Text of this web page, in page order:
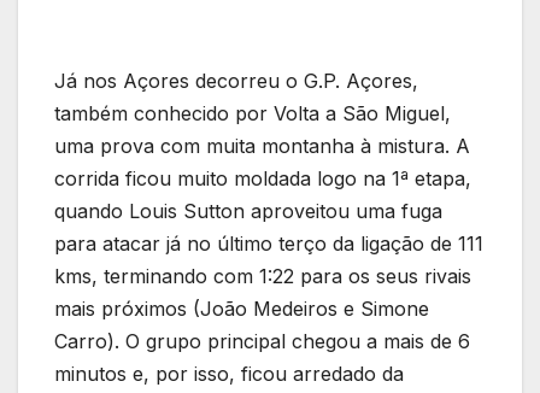
Já nos Açores decorreu o G.P. Açores,
também conhecido por Volta a São Miguel,
uma prova com muita montanha à mistura. A
corrida ficou muito moldada logo na 1ª etapa,
quando Louis Sutton aproveitou uma fuga
para atacar já no último terço da ligação de 111
kms, terminando com 1:22 para os seus rivais
mais próximos (João Medeiros e Simone
Carro). O grupo principal chegou a mais de 6
minutos e, por isso, ficou arredado da